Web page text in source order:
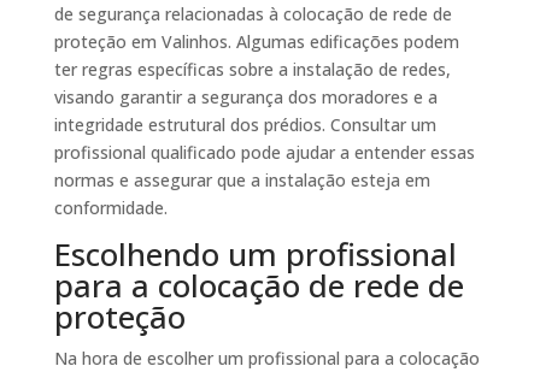
de segurança relacionadas à colocação de rede de
proteção em Valinhos. Algumas edificações podem
ter regras específicas sobre a instalação de redes,
visando garantir a segurança dos moradores e a
integridade estrutural dos prédios. Consultar um
profissional qualificado pode ajudar a entender essas
normas e assegurar que a instalação esteja em
conformidade.
Escolhendo um profissional
para a colocação de rede de
proteção
Na hora de escolher um profissional para a colocação